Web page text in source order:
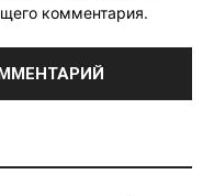
комментария.